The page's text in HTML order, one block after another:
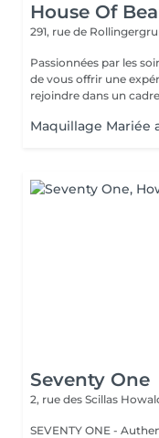
House Of
291, rue de
Passionnées par les
de vous offrir une
rejoindre dans un
Maquillage Mariée
Seventy One
2, rue des Scillas
SEVENTY ONE -